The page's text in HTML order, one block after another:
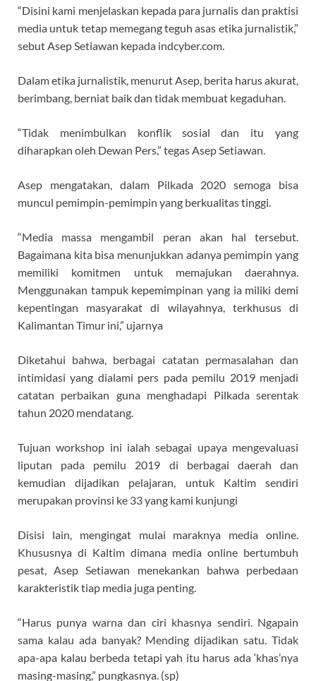
“Disini kami menjelaskan kepada para jurnalis dan praktisi
media untuk tetap memegang teguh asas etika jurnalistik,”
sebut Asep Setiawan kepada indcyber.com.
Dalam etika jurnalistik, menurut Asep, berita harus akurat,
berimbang, berniat baik dan tidak membuat kegaduhan.
“Tidak menimbulkan konflik sosial dan itu yang
diharapkan oleh Dewan Pers,” tegas Asep Setiawan.
Asep mengatakan, dalam Pilkada 2020 semoga bisa
muncul pemimpin-pemimpin yang berkualitas tinggi.
“Media massa mengambil peran akan hal tersebut.
Bagaimana kita bisa menunjukkan adanya pemimpin yang
memiliki komitmen untuk memajukan daerahnya.
Menggunakan tampuk kepemimpinan yang ia miliki demi
kepentingan masyarakat di wilayahnya, terkhusus di
Kalimantan Timur ini,” ujarnya
Diketahui bahwa, berbagai catatan permasalahan dan
intimidasi yang dialami pers pada pemilu 2019 menjadi
catatan perbaikan guna menghadapi Pilkada serentak
tahun 2020 mendatang.
Tujuan workshop ini ialah sebagai upaya mengevaluasi
liputan pada pemilu 2019 di berbagai daerah dan
kemudian dijadikan pelajaran, untuk Kaltim sendiri
merupakan provinsi ke 33 yang kami kunjungi
Disisi lain, mengingat mulai maraknya media online.
Khususnya di Kaltim dimana media online bertumbuh
pesat, Asep Setiawan menekankan bahwa perbedaan
karakteristik tiap media juga penting.
“Harus punya warna dan ciri khasnya sendiri. Ngapain
sama kalau ada banyak? Mending dijadikan satu. Tidak
apa-apa kalau berbeda tetapi yah itu harus ada ‘khas’nya
masing-masing,” pungkasnya. (sp)